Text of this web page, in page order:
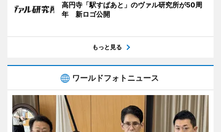
高円寺「駅すぱあと」のヴァル研究所が50周
年 新ロゴ公開
もっと見る
ワールドフォトニュース